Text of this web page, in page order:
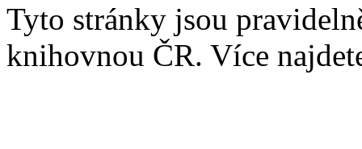
Tyto stránky jsou
knihovnou ČR. Více